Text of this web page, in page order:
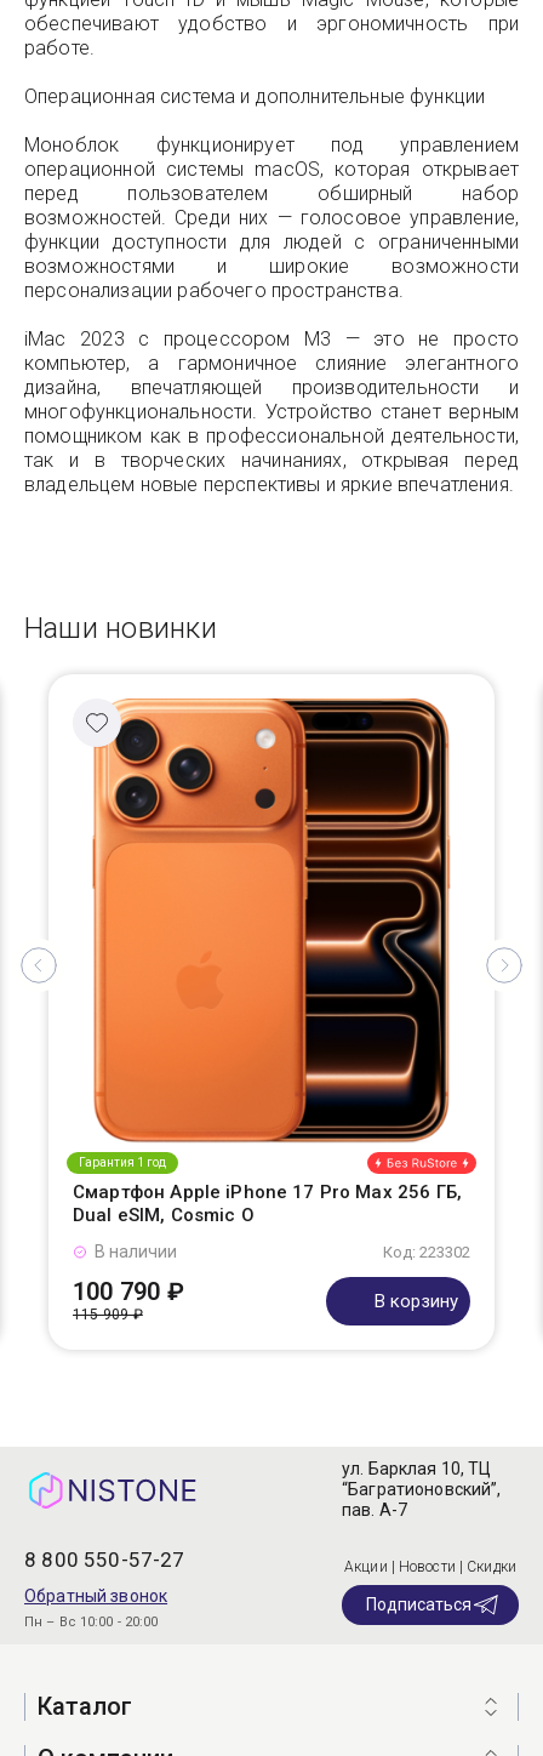
обеспечивают удобство и эргономичность при
работе.
Операционная система и дополнительные функции
Моноблок функционирует под управлением
операционной системы macOS, которая открывает
перед пользователем обширный набор
возможностей. Среди них — голосовое управление,
функции доступности для людей с ограниченными
возможностями и широкие возможности
персонализации рабочего пространства.
iMac 2023 с процессором M3 — это не просто
компьютер, а гармоничное слияние элегантного
дизайна, впечатляющей производительности и
многофункциональности. Устройство станет верным
помощником как в профессиональной деятельности,
так и в творческих начинаниях, открывая перед
владельцем новые перспективы и яркие впечатления.
Наши новинки
Гарантия 1 год
Смартфон Apple iPhone 17 Pro Max 256 ГБ,
Dual eSIM, Cosmic O
Код: 223302
В наличии
100 790 ₽
115 909 ₽
В корзину
8 800 550-57-27
Обратный звонок
Пн – Вс 10:00 - 20:00
ул. Барклая 10, ТЦ
“Багратионовский”,
пав. А-7
Акции | Новости | Скидки
Подписаться
Каталог